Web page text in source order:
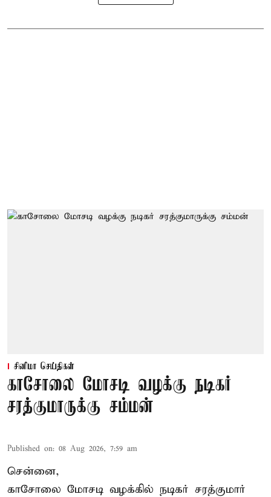
சினிமா செய்திகள்
காசோலை மோசடி வழக்கு நடிகர்
சரத்குமாருக்கு சம்மன்
Published on: 08 Aug 2026, 7:59 am
சென்னை,
காசோலை மோசடி வழக்கில் நடிகர் சரத்குமார்